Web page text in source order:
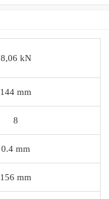
8,06 kN
144 mm
8
0.4 mm
156 mm